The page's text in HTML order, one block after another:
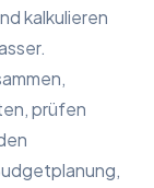
kalkulieren
prüfen